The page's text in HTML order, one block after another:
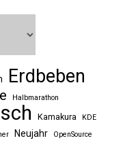
Erdbeben
Halbmarathon
Kamakura KDE
Neujahr OpenSource